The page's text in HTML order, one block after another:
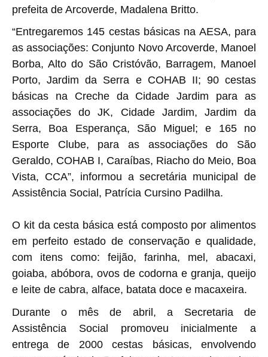
prefeita de Arcoverde, Madalena Britto.
“Entregaremos 145 cestas básicas na AESA, para
as associações: Conjunto Novo Arcoverde, Manoel
Borba, Alto do São Cristóvão, Barragem, Manoel
Porto, Jardim da Serra e COHAB II; 90 cestas
básicas na Creche da Cidade Jardim para as
associações do JK, Cidade Jardim, Jardim da
Serra, Boa Esperança, São Miguel; e 165 no
Esporte Clube, para as associações do São
Geraldo, COHAB I, Caraíbas, Riacho do Meio, Boa
Vista, CCA”, informou a secretária municipal de
Assistência Social, Patrícia Cursino Padilha.
O kit da cesta básica está composto por alimentos
em perfeito estado de conservação e qualidade,
com itens como: feijão, farinha, mel, abacaxi,
goiaba, abóbora, ovos de codorna e granja, queijo
e leite de cabra, alface, batata doce e macaxeira.
Durante o mês de abril, a Secretaria de
Assistência Social promoveu inicialmente a
entrega de 2000 cestas básicas, envolvendo